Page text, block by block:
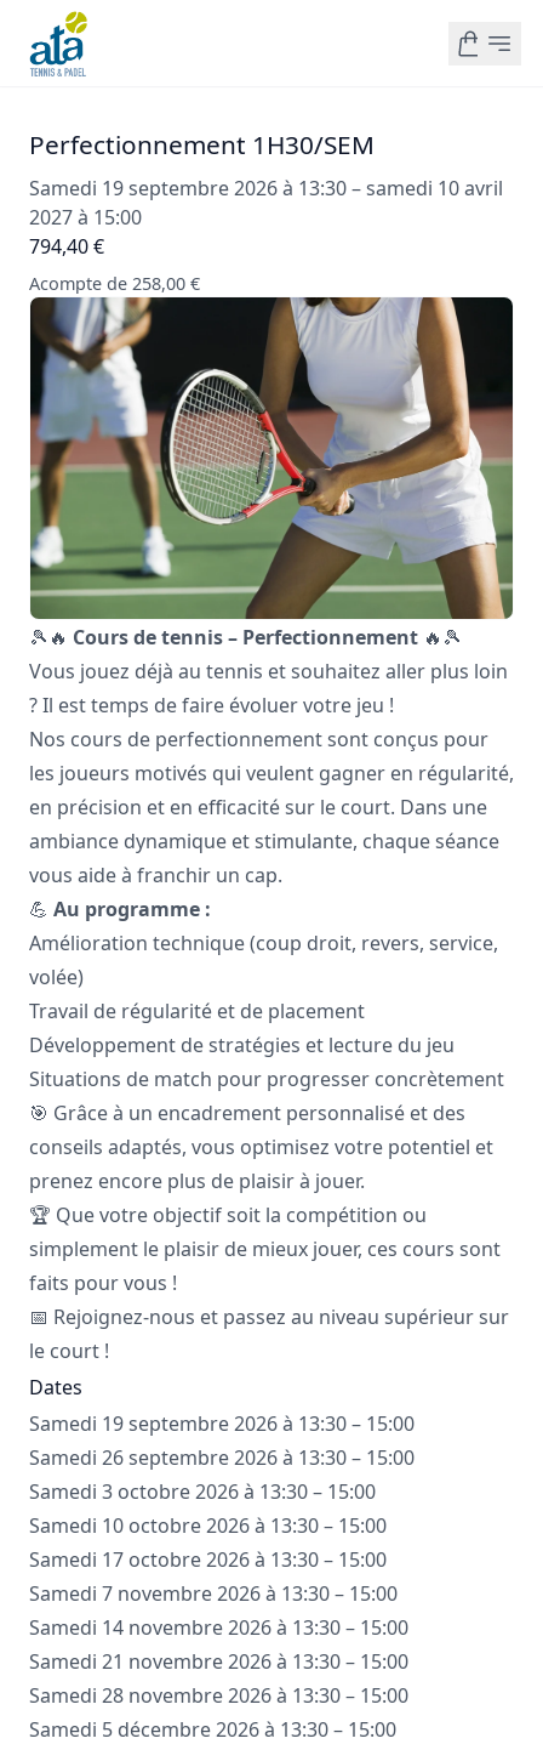
Perfectionnement 1H30/SEM
Samedi 19 septembre 2026 à 13:30 – samedi 10 avril
2027 à 15:00
794,40 €
Acompte de 258,00 €
🎾🔥 Cours de tennis – Perfectionnement 🔥🎾
Vous jouez déjà au tennis et souhaitez aller plus loin
? Il est temps de faire évoluer votre jeu !
Nos cours de perfectionnement sont conçus pour
les joueurs motivés qui veulent gagner en régularité,
en précision et en efficacité sur le court. Dans une
ambiance dynamique et stimulante, chaque séance
vous aide à franchir un cap.
💪 Au programme :
Amélioration technique (coup droit, revers, service,
volée)
Travail de régularité et de placement
Développement de stratégies et lecture du jeu
Situations de match pour progresser concrètement
🎯 Grâce à un encadrement personnalisé et des
conseils adaptés, vous optimisez votre potentiel et
prenez encore plus de plaisir à jouer.
🏆 Que votre objectif soit la compétition ou
simplement le plaisir de mieux jouer, ces cours sont
faits pour vous !
📅 Rejoignez-nous et passez au niveau supérieur sur
le court !
Dates
Samedi 19 septembre 2026 à 13:30 – 15:00
Samedi 26 septembre 2026 à 13:30 – 15:00
Samedi 3 octobre 2026 à 13:30 – 15:00
Samedi 10 octobre 2026 à 13:30 – 15:00
Samedi 17 octobre 2026 à 13:30 – 15:00
Samedi 7 novembre 2026 à 13:30 – 15:00
Samedi 14 novembre 2026 à 13:30 – 15:00
Samedi 21 novembre 2026 à 13:30 – 15:00
Samedi 28 novembre 2026 à 13:30 – 15:00
Samedi 5 décembre 2026 à 13:30 – 15:00